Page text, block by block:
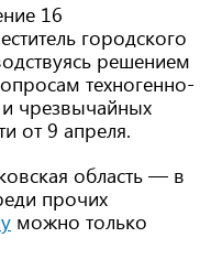
16
городского
решением
техногенно-
и чрезвычайных
от 9 апреля.
область — в
прочих
можно только